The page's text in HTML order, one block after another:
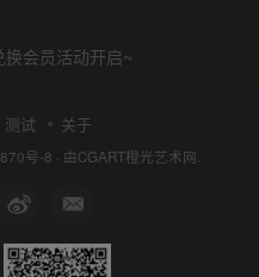
会员活动开启~
测试 关于
号-8 · 由CGART橙光艺术网.